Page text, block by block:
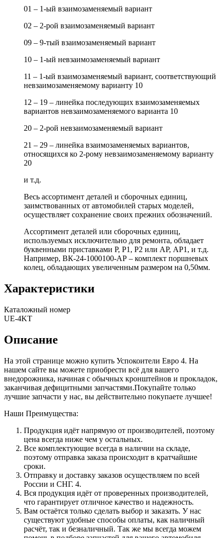
01 – 1-ый взаимозаменяемый вариант
02 – 2-рой взаимозаменяемый вариант
09 – 9-тый взаимозаменяемый вариант
10 – 1-ый невзаимозаменяемый вариант
11 – 1-ый взаимозаменяемый вариант, соответствующий
невзаимозаменяемому варианту 10
12 – 19 – линейка последующих взаимозаменяемых
вариантов невзаимозаменяемого варианта 10
20 – 2-рой невзаимозаменяемый вариант
21 – 29 – линейка взаимозаменяемых вариантов,
относящихся ко 2-рому невзаимозаменяемому варианту
20
и т.д.
Весь ассортимент деталей и сборочных единиц,
заимствованных от автомобилей старых моделей,
осуществляет сохранение своих прежних обозначений.
Ассортимент деталей или сборочных единиц,
используемых исключительно для ремонта, обладает
буквенными приставками Р, Р1, Р2 или АР, АР1, и т.д.
Например, ВК-24-1000100-АР – комплект поршневых
колец, обладающих увеличенным размером на 0,50мм.
Характеристики
Каталожный номер
UE-4KT
Описание
На этой странице можно купить Успокоители Евро 4. На
нашем сайте вы можете приобрести всё для вашего
внедорожника, начиная с обычных кронштейнов и прокладок,
заканчивая дефицитными запчастями.Покупайте только
лучшие запчасти у нас, вы действительно покупаете лучшее!
Наши Преимущества:
Продукция идёт напрямую от производителей, поэтому
цена всегда ниже чем у остальных.
Все комплектующие всегда в наличии на складе,
поэтому отправка заказа происходит в кратчайшие
сроки.
Отправку и доставку заказов осуществляем по всей
России и СНГ. 4.
Вся продукция идёт от проверенных производителей,
что гарантирует отличное качество и надежность.
Вам остаётся только сделать выбор и заказать. У нас
существуют удобные способы оплаты, как наличный
расчёт, так и безналичный. Так же мы всегда можем